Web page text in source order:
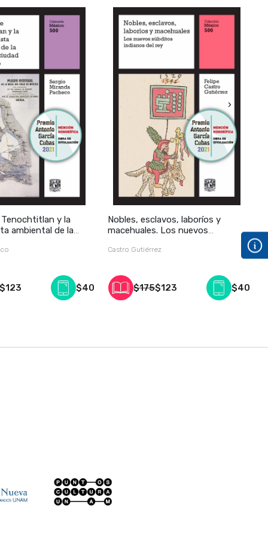
Tenochtitlan y la
ambiental de la
$123 $40
Nobles, esclavos, laboríos y
macehuales. Los nuevos
Castro Gutiérrez
$175$123 $40
›